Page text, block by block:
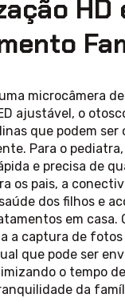
HD
microcâmera
ajustável, o
que podem ser
Para o
e precisa de
os pais, a
dos filhos e
em casa.
a captura de fotos
que pode ser
o tempo
da